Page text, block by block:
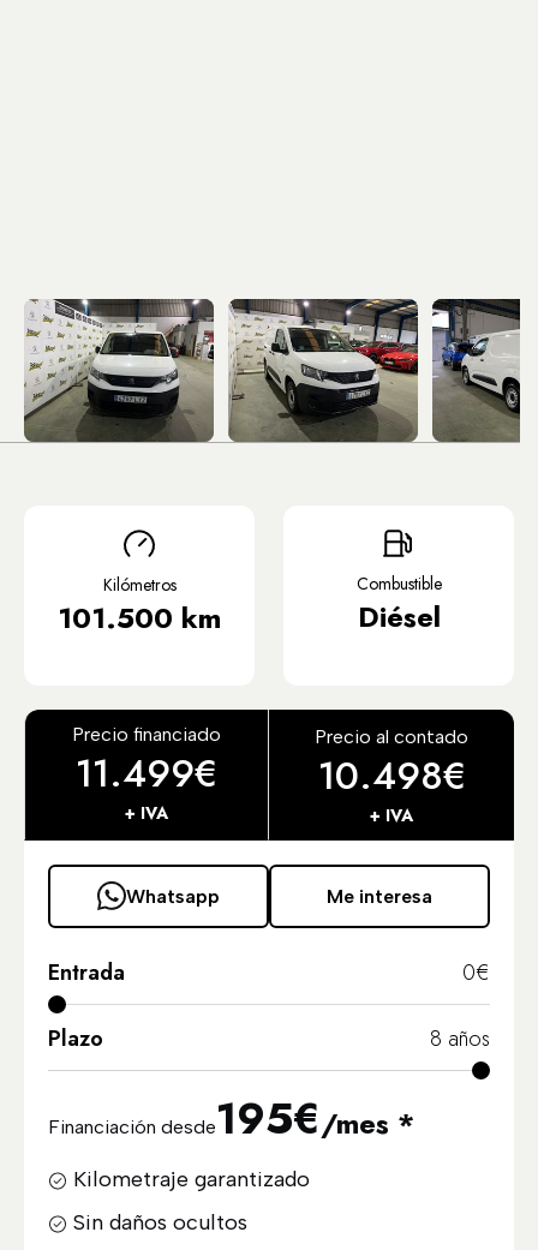
Kilómetros
101.500 km
Combustible
Diésel
Precio financiado
11.499€
+ IVA
Precio al contado
10.498€
+ IVA
Whatsapp Me interesa
Entrada 0€
Plazo 8 años
Financiación desde195€/mes *
Kilometraje garantizado
Sin daños ocultos